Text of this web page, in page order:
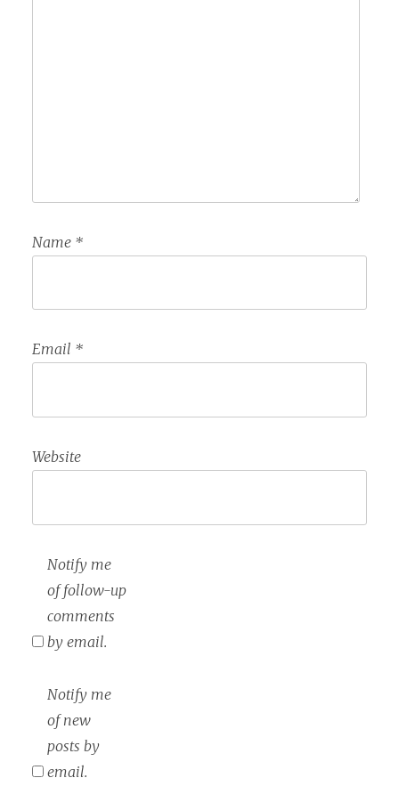
Name *
Email *
Website
Notify me
of follow-up
comments
by email.
Notify me
of new
posts by
email.